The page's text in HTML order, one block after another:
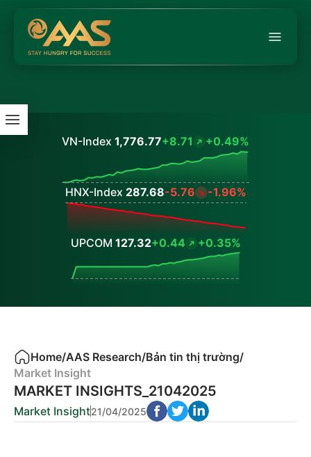
VN-Index 1,776.77+8.71 +0.49%
HNX-Index 287.68-5.76 -1.96%
UPCOM 127.32+0.44 +0.35%
Home/AAS Research/Bản tin thị trường/
Market Insight
MARKET INSIGHTS_21042025
Market Insight21/04/2025